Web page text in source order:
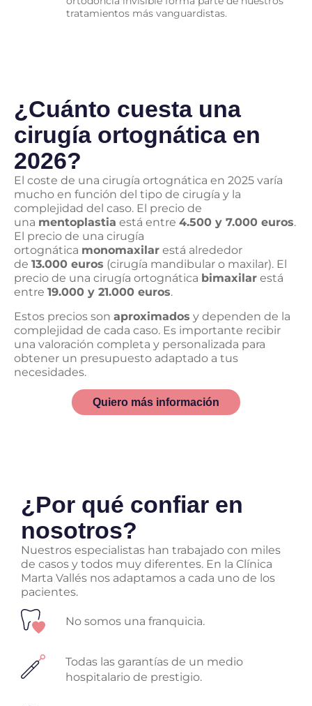
tratamientos más vanguardistas.
¿Cuánto cuesta una
cirugía ortognática en
2026?
El coste de una cirugía ortognática en 2025 varía
mucho en función del tipo de cirugía y la
complejidad del caso. El precio de
una mentoplastia está entre 4.500 y 7.000 euros.
El precio de una cirugía
ortognática monomaxilar está alrededor
de 13.000 euros (cirugía mandibular o maxilar). El
precio de una cirugía ortognática bimaxilar está
entre 19.000 y 21.000 euros.
Estos precios son aproximados y dependen de la
complejidad de cada caso. Es importante recibir
una valoración completa y personalizada para
obtener un presupuesto adaptado a tus
necesidades.
Quiero más información
¿Por qué confiar en
nosotros?
Nuestros especialistas han trabajado con miles
de casos y todos muy diferentes. En la Clínica
Marta Vallés nos adaptamos a cada uno de los
pacientes.
No somos una franquicia.
Todas las garantías de un medio
hospitalario de prestigio.